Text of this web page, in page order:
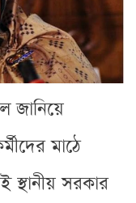
জানিয়ে
মাঠে
স্থানীয় সরকার